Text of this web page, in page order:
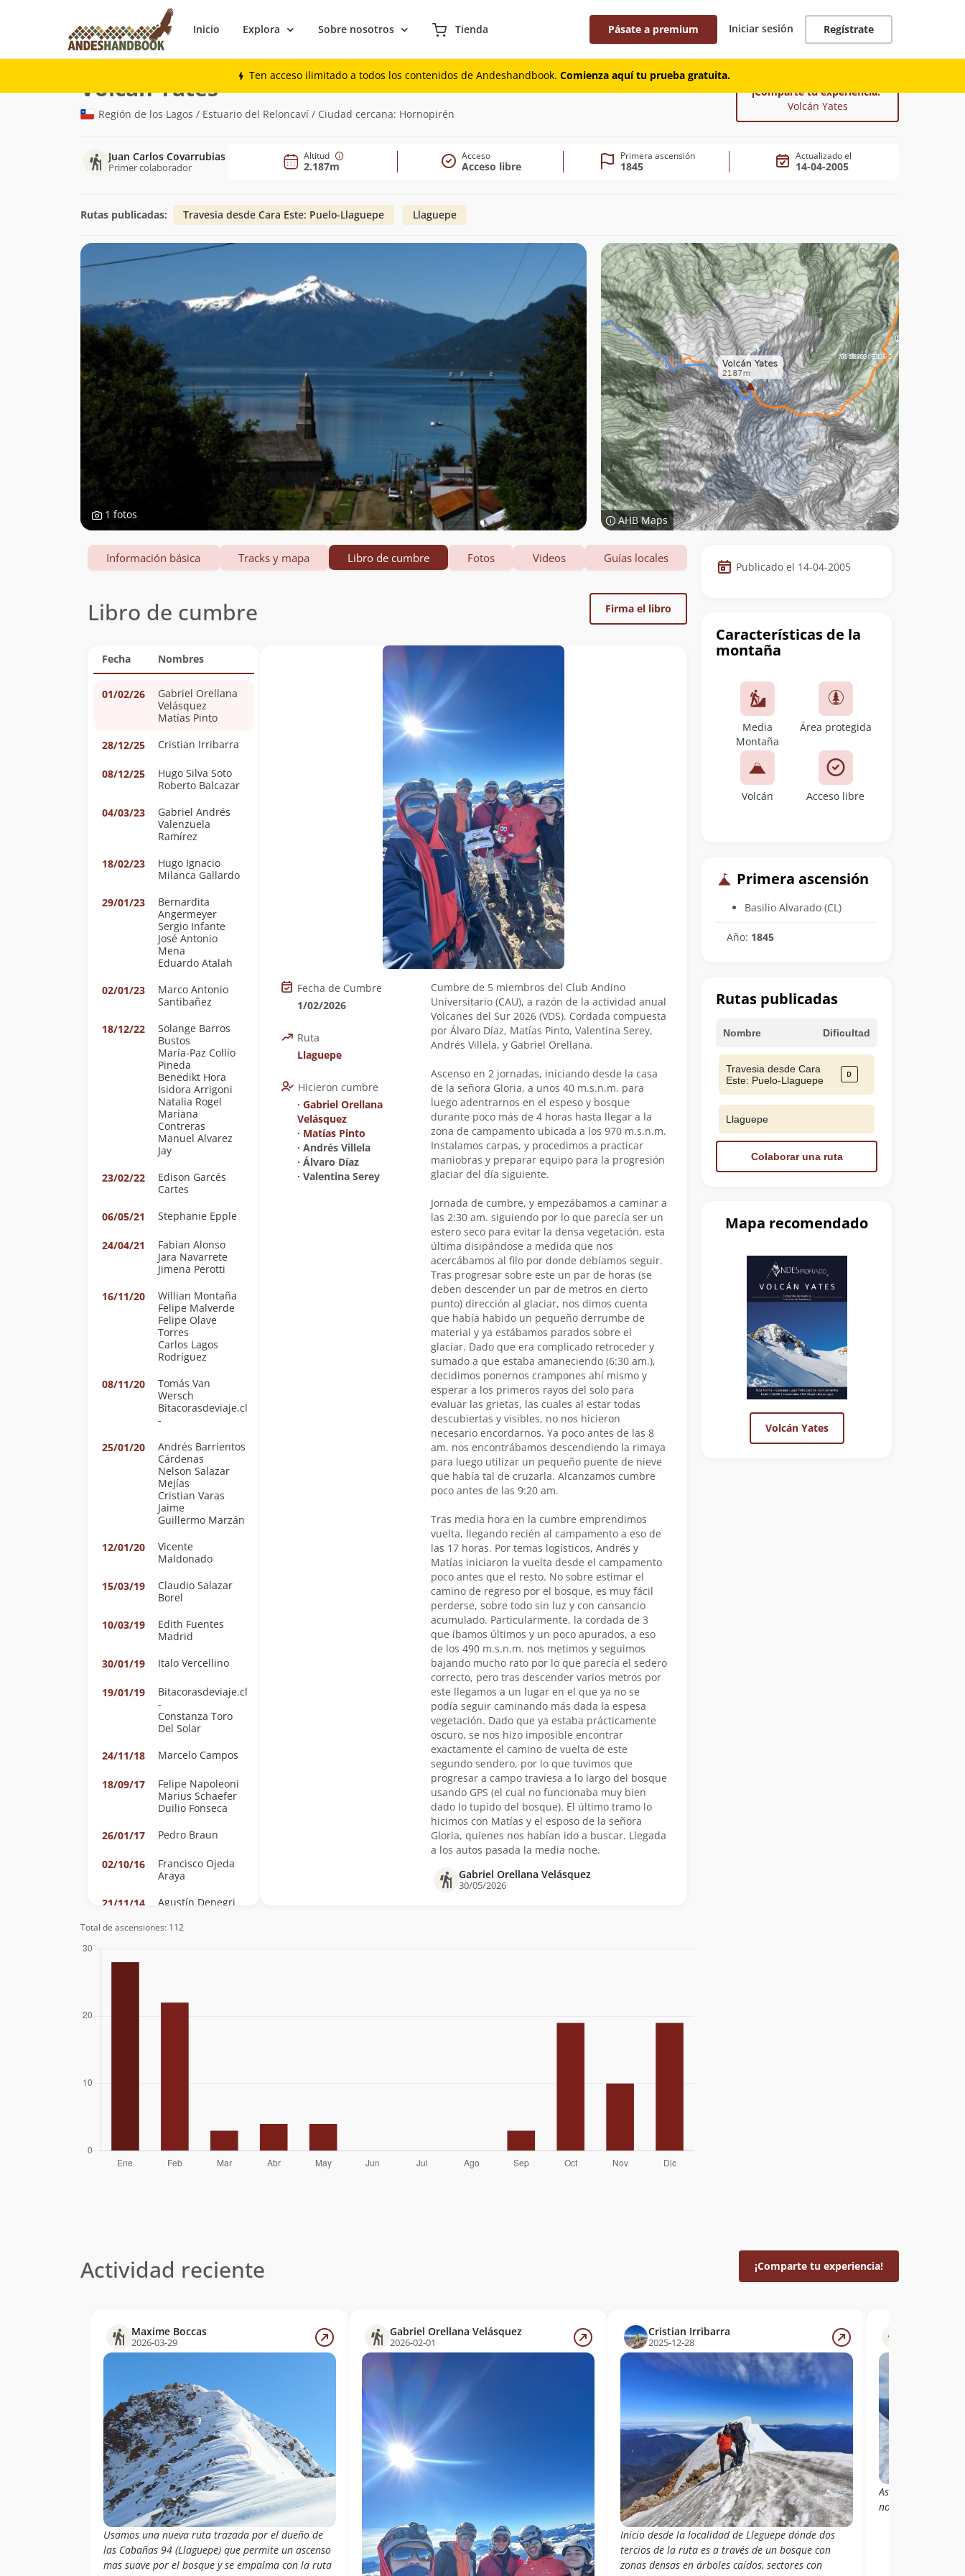
Inicio Explora Sobre nosotros Tienda Pásate a premium Iniciar sesión Regístrate
Ten acceso ilimitado a todos los contenidos de Andeshandbook. Comienza aquí tu prueba gratuita.
Montaña
Volcán Yates (2.187m)
Región de los Lagos / Estuario del Reloncaví / Ciudad cercana: Hornopirén
¡Comparte tu experiencia!
Volcán Yates
Juan Carlos Covarrubias
Primer colaborador
Altitud
2.187m
Acceso
Acceso libre
Primera ascensión
1845
Actualizado el
14-04-2005
Rutas publicadas: Travesia desde Cara Este: Puelo-Llaguepe Llaguepe
1 fotos AHB Maps
Datos
de
cumbre
Publicado el 14-04-2005
Características de la
montaña
Media
Montaña
Área protegida
Volcán Acceso libre
Primera ascensión
Basilio Alvarado (CL)
Año: 1845
Rutas publicadas
Nombre Dificultad
Travesia desde Cara
Este: Puelo-Llaguepe
Llaguepe
Colaborar una ruta
Mapa recomendado
Volcán Yates
Información básica Tracks y mapa Libro de cumbre Fotos Videos Guías locales
Libro de cumbre Firma el libro
Fecha Nombres
01/02/26
Gabriel Orellana
Velásquez
Matías Pinto
28/12/25
Cristian Irribarra
08/12/25
Hugo Silva Soto
Roberto Balcazar
04/03/23
Gabriel Andrés
Valenzuela
Ramírez
18/02/23
Hugo Ignacio
Milanca Gallardo
29/01/23
Bernardita
Angermeyer
Sergio Infante
José Antonio
Mena
Eduardo Atalah
02/01/23
Marco Antonio
Santibañez
18/12/22
Solange Barros
Bustos
María-Paz Collío
Pineda
Benedikt Hora
Isidora Arrigoni
Natalia Rogel
Mariana
Contreras
Manuel Alvarez
Jay
23/02/22
Edison Garcés
Cartes
06/05/21
Stephanie Epple
24/04/21
Fabian Alonso
Jara Navarrete
Jimena Perotti
16/11/20
Willian Montaña
Felipe Malverde
Felipe Olave
Torres
Carlos Lagos
Rodríguez
08/11/20
Tomás Van
Wersch
Bitacorasdeviaje.cl
-
25/01/20
Andrés Barrientos
Cárdenas
Nelson Salazar
Mejías
Cristian Varas
Jaime
Guillermo Marzán
12/01/20
Vicente
Maldonado
15/03/19
Claudio Salazar
Borel
10/03/19
Edith Fuentes
Madrid
30/01/19
Italo Vercellino
19/01/19
Bitacorasdeviaje.cl
-
Constanza Toro
Del Solar
24/11/18
Marcelo Campos
18/09/17
Felipe Napoleoni
Marius Schaefer
Duilio Fonseca
26/01/17
Pedro Braun
02/10/16
Francisco Ojeda
Araya
21/11/14
Agustín Denegri
Jose Ignacio Vial
22/01/12
Jairo Vargas Y
Gustavo Risco
10/10/10
Christian Franz
Caceres, Patricio
Vasquez Y Luis
Mora
Pablo Guzmán
Preisler, Egon
Niklistchek
Redlich Y Milton
Palma Ojeda
14/10/07
Jaime Aguayo,
Jaime Figueroa,
Margareth
Rehbin, Verónica
Emhartd, Oscar
Vidal, Fernando
Escuti, Felipe
Brunet, Gabriel
Peña Y Francisco
Fecha de Cumbre
1/02/2026
Ruta
Llaguepe
Hicieron cumbre
∙ Gabriel Orellana
Velásquez
∙ Matías Pinto
∙ Andrés Villela
∙ Álvaro Díaz
∙ Valentina Serey
Cumbre de 5 miembros del Club Andino
Universitario (CAU), a razón de la actividad anual
Volcanes del Sur 2026 (VDS). Cordada compuesta
por Álvaro Díaz, Matías Pinto, Valentina Serey,
Andrés Villela, y Gabriel Orellana.
Ascenso en 2 jornadas, iniciando desde la casa
de la señora Gloria, a unos 40 m.s.n.m. para
luego adentrarnos en el espeso y bosque
durante poco más de 4 horas hasta llegar a la
zona de campamento ubicada a los 970 m.s.n.m.
Instalamos carpas, y procedimos a practicar
maniobras y preparar equipo para la progresión
glaciar del día siguiente.
Jornada de cumbre, y empezábamos a caminar a
las 2:30 am. siguiendo por lo que parecía ser un
estero seco para evitar la densa vegetación, esta
última disipándose a medida que nos
acercábamos al filo por donde debíamos seguir.
Tras progresar sobre este un par de horas (se
deben descender un par de metros en cierto
punto) dirección al glaciar, nos dimos cuenta
que había habido un pequeño derrumbe de
material y ya estábamos parados sobre el
glaciar. Dado que era complicado retroceder y
sumado a que estaba amaneciendo (6:30 am.),
decidimos ponernos crampones ahí mismo y
esperar a los primeros rayos del solo para
evaluar las grietas, las cuales al estar todas
descubiertas y visibles, no nos hicieron
necesario encordarnos. Ya poco antes de las 8
am. nos encontrábamos descendiendo la rimaya
para luego utilizar un pequeño puente de nieve
que había tal de cruzarla. Alcanzamos cumbre
poco antes de las 9:20 am.
Tras media hora en la cumbre emprendimos
vuelta, llegando recién al campamento a eso de
las 17 horas. Por temas logísticos, Andrés y
Matías iniciaron la vuelta desde el campamento
poco antes que el resto. No sobre estimar el
camino de regreso por el bosque, es muy fácil
perderse, sobre todo sin luz y con cansancio
acumulado. Particularmente, la cordada de 3
que íbamos últimos y un poco apurados, a eso
de los 490 m.s.n.m. nos metimos y seguimos
bajando mucho rato por lo que parecía el sedero
correcto, pero tras descender varios metros por
este llegamos a un lugar en el que ya no se
podía seguir caminando más dada la espesa
vegetación. Dado que ya estaba prácticamente
oscuro, se nos hizo imposible encontrar
exactamente el camino de vuelta de este
segundo sendero, por lo que tuvimos que
progresar a campo traviesa a lo largo del bosque
usando GPS (el cual no funcionaba muy bien
dado lo tupido del bosque). El último tramo lo
hicimos con Matías y el esposo de la señora
Gloria, quienes nos habían ido a buscar. Llegada
a los autos pasada la media noche.
Gabriel Orellana Velásquez
30/05/2026
Total de ascensiones: 112
Actividad reciente ¡Comparte tu experiencia!
Maxime Boccas
2026-03-29
Usamos una nueva ruta trazada por el dueño de
las Cabañas 94 (Llaguepe) que permite un ascenso
mas suave por el bosque y se empalma con la ruta
Gabriel Orellana Velásquez
2026-02-01
Cristian Irribarra
2025-12-28
Inicio desde la localidad de Lleguepe dónde dos
tercios de la ruta es a través de un bosque con
zonas densas en árboles caídos, sectores con
Ascension guiada
normal en una